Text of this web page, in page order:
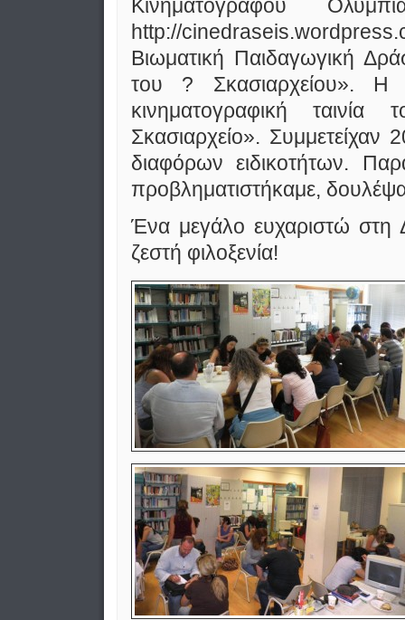
Κινηματογράφου
http://
Βιωματική Παιδαγωγική
του ? Σκασιαρχείου».
κινηματογραφική
Σκασιαρχείο». Συμμετείχαν
διαφόρων ειδικοτήτων.
προβληματιστήκαμε,
Ένα μεγάλο ευχαριστώ στη
ζεστή φιλοξενία!